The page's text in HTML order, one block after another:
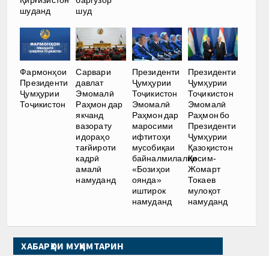
шуданд
шуд
Фармонҳои
Президенти
Ҷумҳурии
Тоҷикистон
Сарвари
давлат
Эмомалӣ
Раҳмон дар
якчанд
вазорату
идораҳо
тағйироти
кадрӣ
амалӣ
намуданд
Президенти
Ҷумҳурии
Тоҷикистон
Эмомалӣ
Раҳмон дар
маросими
ифтитоҳи
мусобиқаи
байналмилалии
«Бозиҳои
оянда»
иштирок
намуданд
Президенти
Ҷумҳурии
Тоҷикистон
Эмомалӣ
Раҳмон бо
Президенти
Ҷумҳурии
Қазоқистон
Қосим-
Жомарт
Токаев
мулоқот
намуданд
ХАБАРҲОИ МУҲИМТАРИН